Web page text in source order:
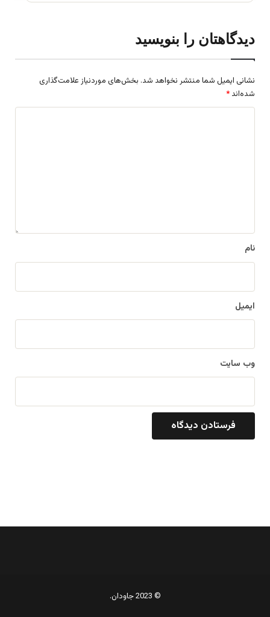
دیدگاهتان را بنویسید
نشانی ایمیل شما منتشر نخواهد شد. بخش‌های موردنیاز علامت‌گذاری
شده‌اند *
نام
ایمیل
وب‌ سایت
© 2023 جاودان.